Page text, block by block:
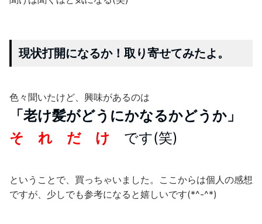
現状打開になるか！取り寄せてみたよ。
色々聞いたけど、興味があるのは
「老け髪がどうにかなるかどうか」
そ れ だ け です(笑)
ということで、買っちゃいました。ここからは個人の感想
ですが、少しでも参考になると嬉しいです(*^-^*)